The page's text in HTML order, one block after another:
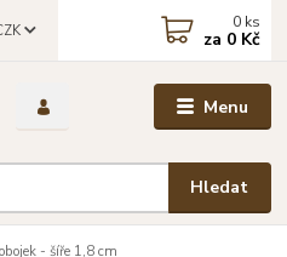
Menu
Hledat
0 ks
za 0 Kč
- šíře 1,8 cm